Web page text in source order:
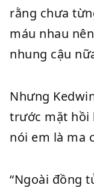
rằng chưa
máu nhau
nhung cậu
Nhưng
trước mặt hồi
nói em là ma
“Ngoài đồng